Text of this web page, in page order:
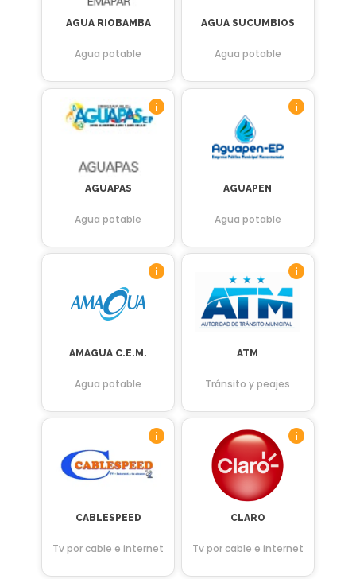
AGUA RIOBAMBA
Agua potable
AGUA SUCUMBIOS
Agua potable
AGUAPAS
Agua potable
AGUAPEN
Agua potable
AMAGUA C.E.M.
Agua potable
ATM
Tránsito y peajes
CABLESPEED
Tv por cable e internet
CLARO
Tv por cable e internet